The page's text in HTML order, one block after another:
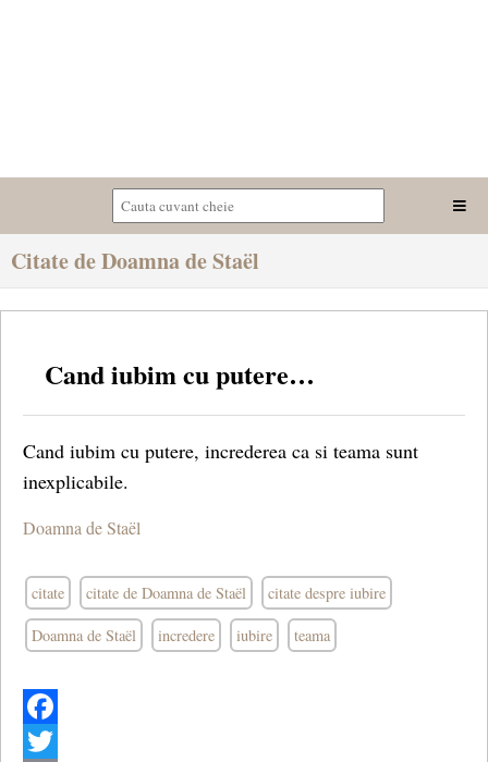
Citate de Doamna de Staël
Cand iubim cu putere…
Cand iubim cu putere, increderea ca si teama sunt
inexplicabile.
Doamna de Staël
citate citate de Doamna de Staël citate despre iubire
Doamna de Staël incredere iubire teama
Facebook